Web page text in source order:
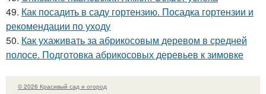
49. Как посадить в саду гортензию. Посадка гортензии и
рекомендации по уходу
50. Как ухаживать за абрикосовым деревом в средней
полосе. Подготовка абрикосовых деревьев к зимовке
© 2026 Красивый сад и огород